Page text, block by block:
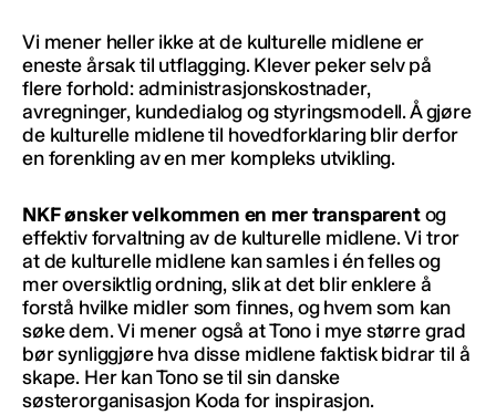
Vi mener heller ikke at de kulturelle midlene er
eneste årsak til utflagging. Klever peker selv på
flere forhold: administrasjonskostnader,
avregninger, kundedialog og styringsmodell. Å gjøre
de kulturelle midlene til hovedforklaring blir derfor
en forenkling av en mer kompleks utvikling.
NKF ønsker velkommen en mer transparentog
effektiv forvaltning av de kulturelle midlene. Vi tror
at de kulturelle midlene kan samles i én felles og
mer oversiktlig ordning, slik at det blir enklere å
forstå hvilke midler som finnes, og hvem som kan
søke dem. Vi mener også at Tono i mye større grad
bør synliggjøre hva disse midlene faktisk bidrar til å
skape. Her kan Tono se til sin danske
søsterorganisasjon Koda for inspirasjon.